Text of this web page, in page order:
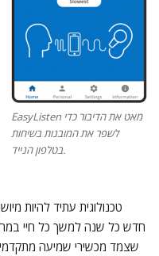
לשפר את המובנות בשיחות
שצמד מכשירי שמיעה
שהוא נטען, אני לא צריכה